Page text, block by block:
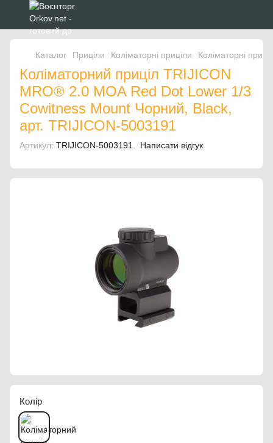
Каталог Приціли Коліматорні приціли Коліматорні
Коліматорний приціл TRIJICON
MRO® 2.0 MOA Red Dot Lower 1/3
Cowitness Mount Чорний, Black,
арт. TRIJICON-5003191
Артикул: TRIJICON-5003191 Написати відгук
Колір